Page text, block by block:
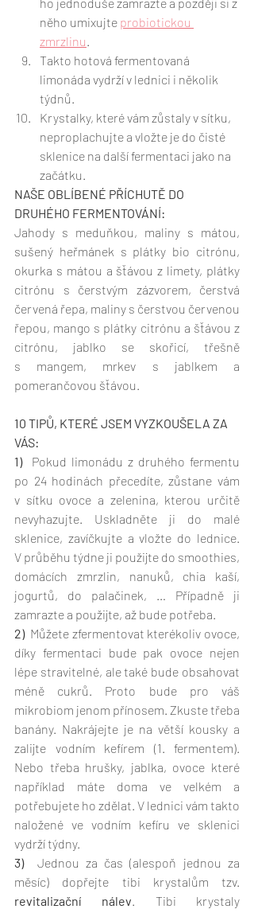
něho umixujte probiotickou
zmrzlinu.
Takto hotová fermentovaná
limonáda vydrží v lednici i několik
týdnů.
Krystalky, které vám zůstaly v sítku,
neproplachujte a vložte je do čisté
sklenice na další fermentaci jako na
začátku.
NAŠE OBLÍBENÉ PŘÍCHUTĚ DO
DRUHÉHO FERMENTOVÁNÍ:
Jahody s meduňkou, maliny s mátou,
sušený heřmánek s plátky bio citrónu,
okurka s mátou a šťávou z limety, plátky
citrónu s čerstvým zázvorem, čerstvá
červená řepa, maliny s čerstvou červenou
řepou, mango s plátky citrónu a šťávou z
citrónu, jablko se skořicí, třešně
s mangem, mrkev s jablkem a
pomerančovou šťávou.
10 TIPŮ, KTERÉ JSEM VYZKOUŠELA ZA
VÁS:
1)
  Pokud limonádu z druhého fermentu
po 24 hodinách přecedíte, zůstane vám
v sítku ovoce a zelenina, kterou určitě
nevyhazujte. Uskladněte ji do malé
sklenice, zavíčkujte a vložte do lednice.
V průběhu týdne ji použijte do smoothies,
domácích zmrzlin, nanuků, chia kaší,
jogurtů, do palačinek, … Případně ji
zamrazte a použijte, až bude potřeba.
2)
  Můžete zfermentovat kterékoliv ovoce,
díky fermentaci bude pak ovoce nejen
lépe stravitelné, ale také bude obsahovat
méně cukrů. Proto bude pro váš
mikrobiom jenom přínosem. Zkuste třeba
banány. Nakrájejte je na větší kousky a
zalijte vodním kefírem (1. fermentem).
Nebo třeba hrušky, jablka, ovoce které
například máte doma ve velkém a
potřebujete ho zdělat. V lednici vám takto
naložené ve vodním kefíru ve sklenici
vydrží týdny.
3)
Jednou za čas (alespoň jednou za
revitalizační nálev. Tibi krystaly